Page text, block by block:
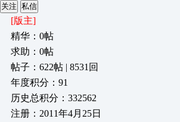
关注 私信
[版主]
精华：0帖
求助：0帖
帖子：622帖 | 8531回
年度积分：91
历史总积分：332562
注册：2011年4月25日